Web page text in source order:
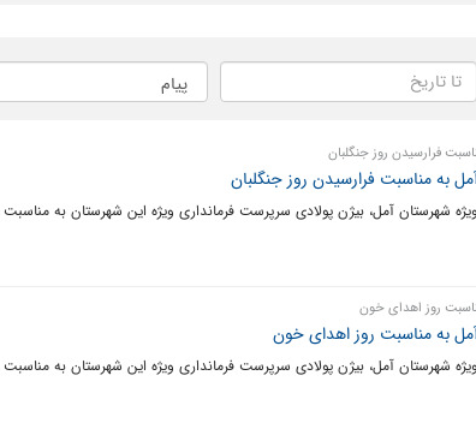
فرارسیدن روز جنگلبان
به مناسبت فرارسیدن روز جنگلبان
شهرستان آمل، بیژن پولادی سرپرست فرمانداری ویژه این شهرستان به مناسبت
روز اهدای خون
به مناسبت روز اهدای خون
شهرستان آمل، بیژن پولادی سرپرست فرمانداری ویژه این شهرستان به